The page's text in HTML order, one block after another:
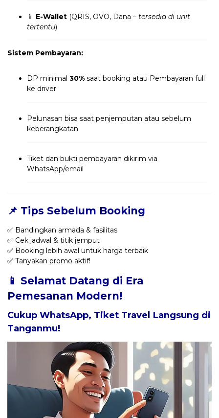
📱 E-Wallet (QRIS, OVO, Dana – tersedia di unit
tertentu)
Sistem Pembayaran:
DP minimal 30% saat booking atau Pembayaran full
ke driver
Pelunasan bisa saat penjemputan atau sebelum
keberangkatan
Tiket dan bukti pembayaran dikirim via
WhatsApp/email
📌 Tips Sebelum Booking
✅ Bandingkan armada & fasilitas
✅ Cek jadwal & titik jemput
✅ Booking lebih awal untuk harga terbaik
✅ Tanyakan promo aktif!
📱 Selamat Datang di Era
Pemesanan Modern!
Cukup WhatsApp, Tiket Travel Langsung di
Tanganmu!